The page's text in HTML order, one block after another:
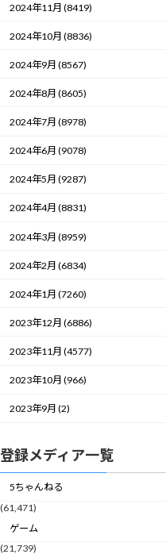
2024年11月 (8419)
2024年10月 (8836)
2024年9月 (8567)
2024年8月 (8605)
2024年7月 (8978)
2024年6月 (9078)
2024年5月 (9287)
2024年4月 (8831)
2024年3月 (8959)
2024年2月 (6834)
2024年1月 (7260)
2023年12月 (6886)
2023年11月 (4577)
2023年10月 (966)
2023年9月 (2)
登録メディア一覧
5ちゃんねる
(61,471)
ゲーム
(21,739)